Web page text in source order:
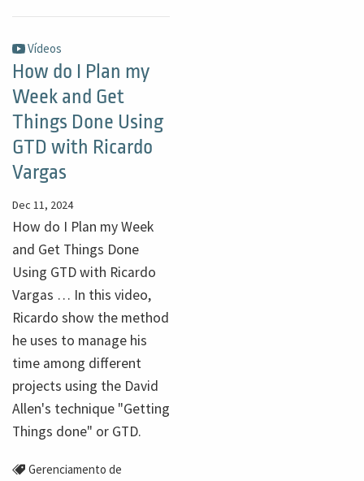
Vídeos
How do I Plan my
Week and Get
Things Done Using
GTD with Ricardo
Vargas
Dec 11, 2024
How do I Plan my Week
and Get Things Done
Using GTD with Ricardo
Vargas … In this video,
Ricardo show the method
he uses to manage his
time among different
projects using the David
Allen's technique "Getting
Things done" or GTD.
Gerenciamento de